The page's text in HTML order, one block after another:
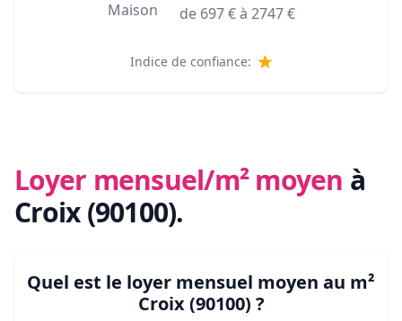
Maison de 697€ à 2747€
Indice de confiance:
Loyer mensuel/m² moyen à
Croix (90100).
Quel est le loyer mensuel moyen au m²
Croix (90100) ?